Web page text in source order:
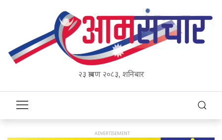
२३ श्रावण २०८३, शनिबार